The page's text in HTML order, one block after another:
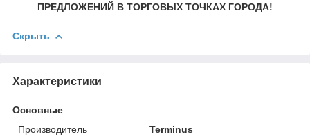
ПРЕДЛОЖЕНИЙ В ТОРГОВЫХ ТОЧКАХ ГОРОДА!
Скрыть
Характеристики
Основные
Производитель
Terminus